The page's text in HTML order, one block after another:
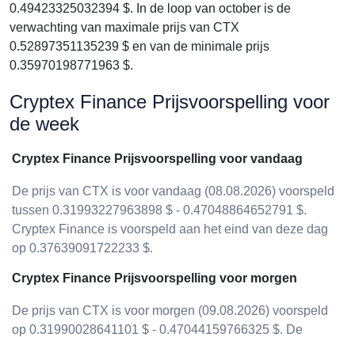
0.49423325032394 $. In de loop van october is de
verwachting van maximale prijs van CTX
0.52897351135239 $ en van de minimale prijs
0.35970198771963 $.
Cryptex Finance Prijsvoorspelling voor
de week
Cryptex Finance Prijsvoorspelling voor vandaag
De prijs van CTX is voor vandaag (08.08.2026) voorspeld
tussen 0.31993227963898 $ - 0.47048864652791 $.
Cryptex Finance is voorspeld aan het eind van deze dag
op 0.37639091722233 $.
Cryptex Finance Prijsvoorspelling voor morgen
De prijs van CTX is voor morgen (09.08.2026) voorspeld
op 0.31990028641101 $ - 0.47044159766325 $. De